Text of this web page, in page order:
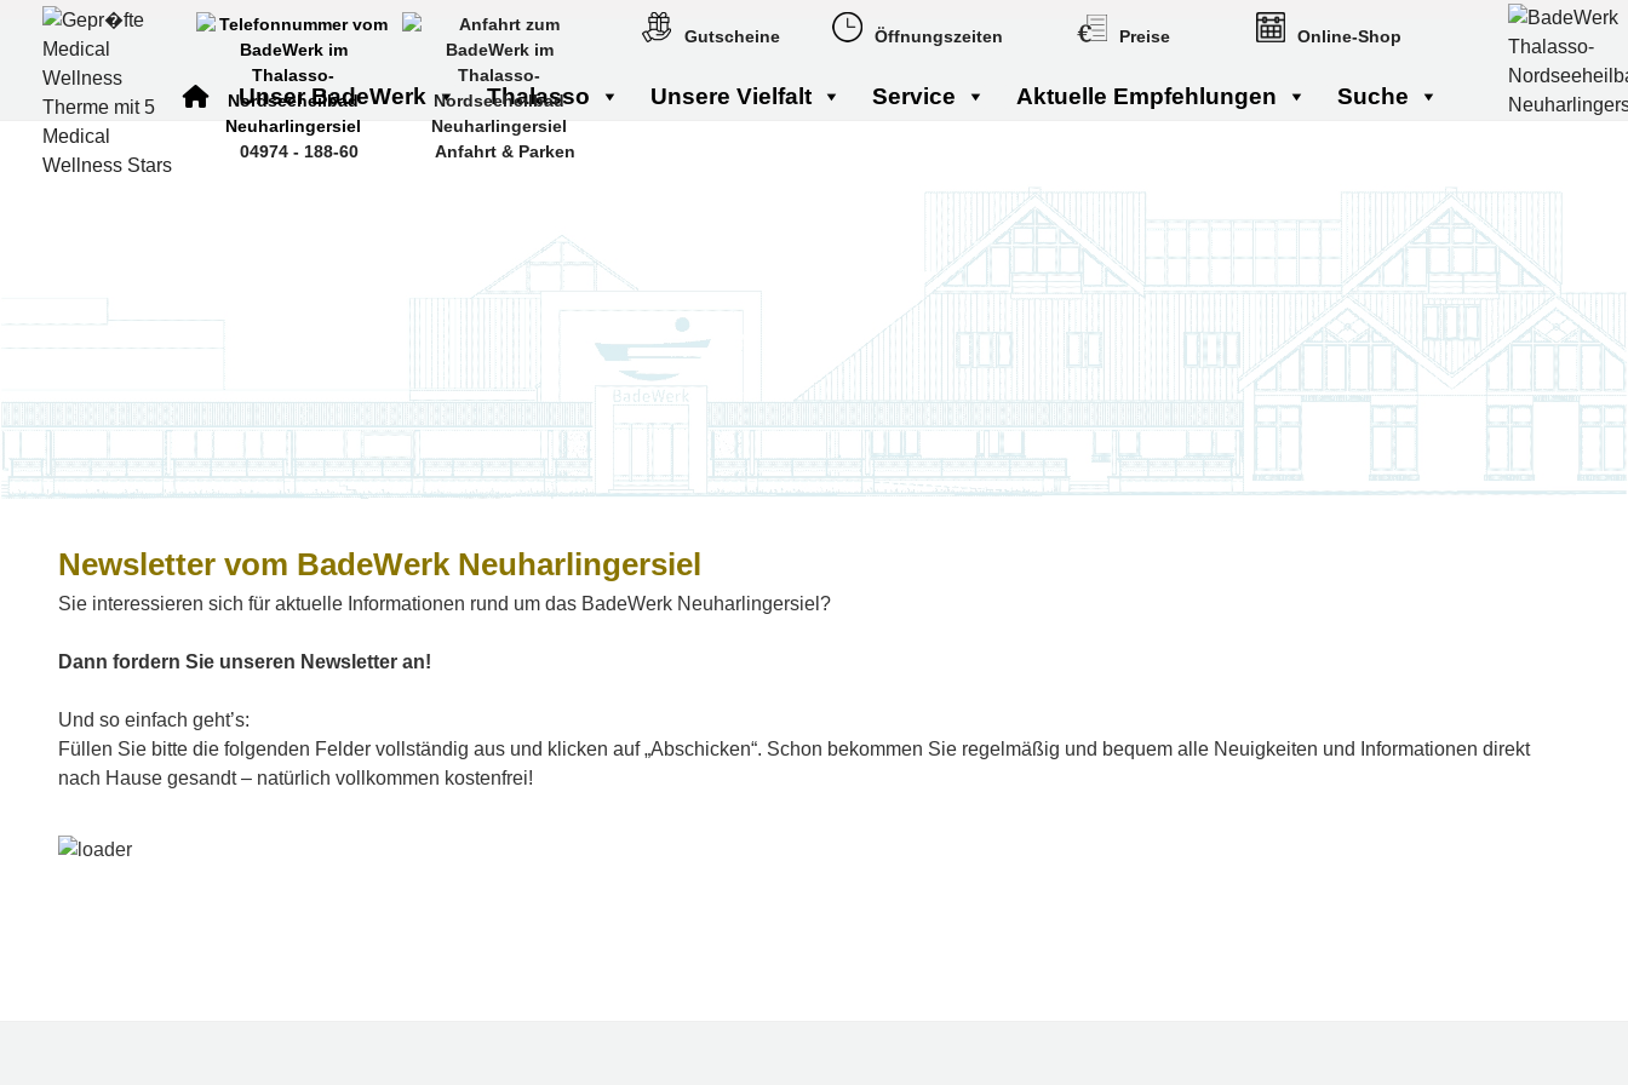
Inhalt
springen
04974 - 188-60 Anfahrt & Parken
Gutscheine Öffnungszeiten Preise Online-Shop
Unser BadeWerk Thalasso Unsere Vielfalt Service Aktuelle Empfehlungen Suche
Newsletter vom BadeWerk Neuharlingersiel
Sie interessieren sich für aktuelle Informationen rund um das BadeWerk Neuharlingersiel?
Dann fordern Sie unseren Newsletter an!
Und so einfach geht’s:
Füllen Sie bitte die folgenden Felder vollständig aus und klicken auf „Abschicken“. Schon bekommen Sie regelmäßig und bequem alle Neuigkeiten und Informationen direkt
nach Hause gesandt – natürlich vollkommen kostenfrei!